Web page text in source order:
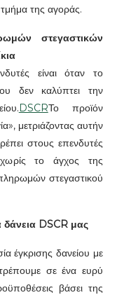
της αγοράς.
στεγαστικών
είναι όταν το
δεν καλύπτει την
DSCRΤο προϊόν
μετριάζοντας αυτήν
στους επενδυτές
το άγχος της
στεγαστικού
δάνεια DSCR μας
έγκρισης δανείου με
σε ένα ευρύ
βάσει της